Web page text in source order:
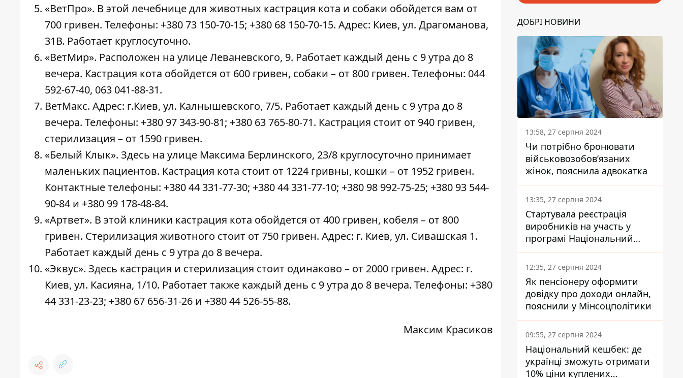
«ВетПро». В этой лечебнице для животных кастрация кота и собаки обойдется вам от
700 гривен. Телефоны: +380 73 150-70-15; +380 68 150-70-15. Адрес: Киев, ул. Драгоманова,
31В. Работает круглосуточно.
«ВетМир». Расположен на улице Леваневского, 9. Работает каждый день с 9 утра до 8
вечера. Кастрация кота обойдется от 600 гривен, собаки – от 800 гривен. Телефоны: 044
592-67-40, 063 041-88-31.
ВетМакс. Адрес: г.Киев, ул. Калнышевского, 7/5. Работает каждый день с 9 утра до 8
вечера. Телефоны: +380 97 343-90-81; +380 63 765-80-71. Кастрация стоит от 940 гривен,
стерилизация – от 1590 гривен.
«Белый Клык». Здесь на улице Максима Берлинского, 23/8 круглосуточно принимает
маленьких пациентов. Кастрация кота стоит от 1224 гривны, кошки – от 1952 гривен.
Контактные телефоны: +380 44 331-77-30; +380 44 331-77-10; +380 98 992-75-25; +380 93 544-
90-84 и +380 99 178-48-84.
«Артвет». В этой клиники кастрация кота обойдется от 400 гривен, кобеля – от 800
гривен. Стерилизация животного стоит от 750 гривен. Адрес: г. Киев, ул. Сивашская 1.
Работает каждый день с 9 утра до 8 вечера.
«Эквус». Здесь кастрация и стерилизация стоит одинаково – от 2000 гривен. Адрес: г.
Киев, ул. Касияна, 1/10. Работает также каждый день с 9 утра до 8 вечера. Телефоны: +380
44 331-23-23; +380 67 656-31-26 и +380 44 526-55-88.
Максим Красиков
ДОБРІ НОВИНИ
13:58, 27 серпня 2024
Чи потрібно бронювати
військовозобов’язаних
жінок, пояснила адвокатка
13:35, 27 серпня 2024
Стартувала реєстрація
виробників на участь у
програмі Національний
кешбек: як це зробити
через портал Дія
12:35, 27 серпня 2024
Як пенсіонеру оформити
довідку про доходи онлайн,
пояснили у Мінсоцполітики
09:55, 27 серпня 2024
Національний кешбек: де
українці зможуть отримати
10% ціни куплених